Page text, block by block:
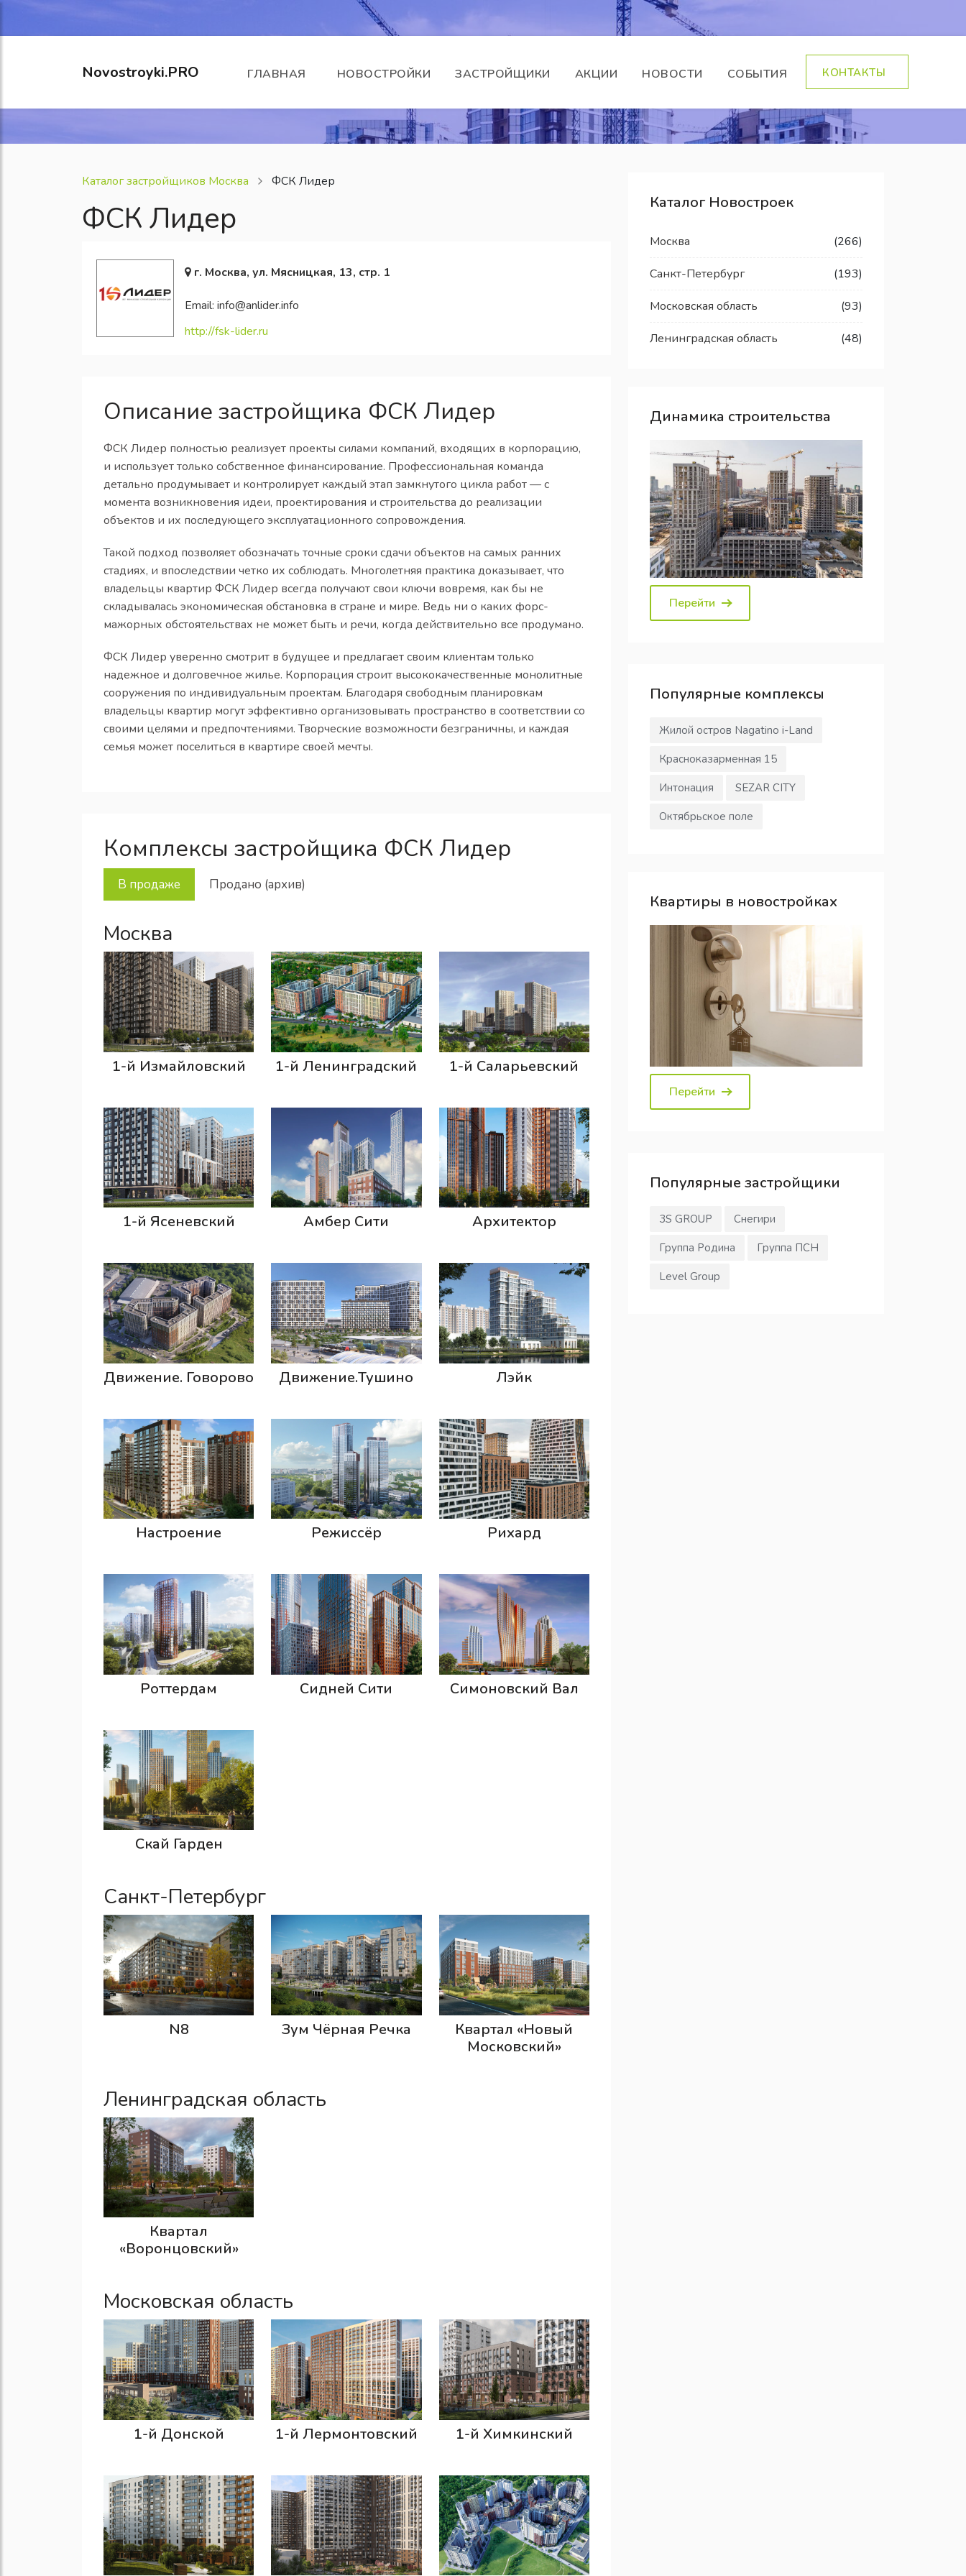
Novostroyki.PRO ГЛАВНАЯ НОВОСТРОЙКИ ЗАСТРОЙЩИКИ АКЦИИ НОВОСТИ СОБЫТИЯ КОНТАКТЫ
Каталог застройщиков Москва ФСК Лидер
ФСК Лидер
г. Москва, ул. Мясницкая, 13, стр. 1
Email: info@anlider.info
http://fsk-lider.ru
Описание застройщика ФСК Лидер
ФСК Лидер полностью реализует проекты силами компаний, входящих в корпорацию,
и использует только собственное финансирование. Профессиональная команда
детально продумывает и контролирует каждый этап замкнутого цикла работ — с
момента возникновения идеи, проектирования и строительства до реализации
объектов и их последующего эксплуатационного сопровождения.
Такой подход позволяет обозначать точные сроки сдачи объектов на самых ранних
стадиях, и впоследствии четко их соблюдать. Многолетняя практика доказывает, что
владельцы квартир ФСК Лидер всегда получают свои ключи вовремя, как бы не
складывалась экономическая обстановка в стране и мире. Ведь ни о каких форс-
мажорных обстоятельствах не может быть и речи, когда действительно все продумано.
ФСК Лидер уверенно смотрит в будущее и предлагает своим клиентам только
надежное и долговечное жилье. Корпорация строит высококачественные монолитные
сооружения по индивидуальным проектам. Благодаря свободным планировкам
владельцы квартир могут эффективно организовывать пространство в соответствии со
своими целями и предпочтениями. Творческие возможности безграничны, и каждая
семья может поселиться в квартире своей мечты.
Комплексы застройщика ФСК Лидер
В продаже Продано (архив)
Москва
1-й Измайловский 1-й Ленинградский 1-й Саларьевский
1-й Ясеневский Амбер Сити Архитектор
Движение. Говорово Движение.Тушино Лэйк
Настроение Режиссёр Рихард
Роттердам Сидней Сити Симоновский Вал
Скай Гарден
Санкт-Петербург
N8 Зум Чёрная Речка
Квартал «Новый
Московский»
Ленинградская область
Квартал
«Воронцовский»
Московская область
1-й Донской 1-й Лермонтовский 1-й Химкинский
Каталог Новостроек
Москва (266)
Санкт-Петербург (193)
Московская область (93)
Ленинградская область (48)
Динамика строительства
Перейти
Популярные комплексы
Жилой остров Nagatino i-Land
Красноказарменная 15
Интонация
SEZAR CITY
Октябрьское поле
Квартиры в новостройках
Перейти
Популярные застройщики
3S GROUP
Снегири
Группа Родина
Группа ПСН
Level Group